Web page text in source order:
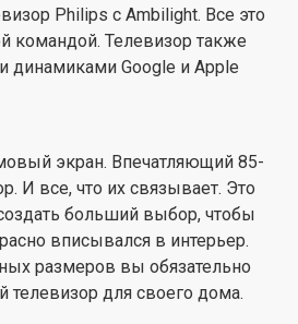
Philips с Ambilight. Все это
командой. Телевизор также
Google и Apple
экран. Впечатляющий 85-
И все, что их связывает. Это
больший выбор, чтобы
вписывался в интерьер.
размеров вы обязательно
телевизор для своего дома.